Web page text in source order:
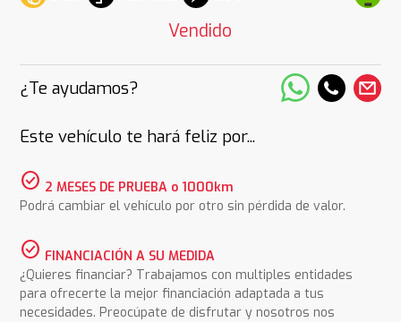
Vendido
¿Te ayudamos?
Este vehículo te hará feliz por...
check_circle 2 MESES DE PRUEBA o 1000km
Podrá cambiar el vehículo por otro sin pérdida de valor.
check_circle FINANCIACIÓN A SU MEDIDA
¿Quieres financiar? Trabajamos con multiples entidades
para ofrecerte la mejor financiación adaptada a tus
necesidades. Preocúpate de disfrutar y nosotros nos